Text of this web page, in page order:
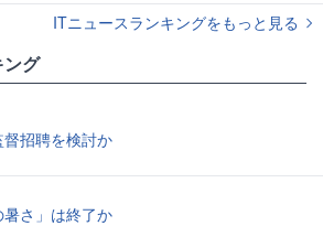
ITニュースランキングをもっと見る
グ
招聘を検討か
さ」は終了か